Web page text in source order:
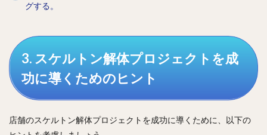
グする。
3. スケルトン解体プロジェクトを成
功に導くためのヒント
店舗のスケルトン解体プロジェクトを成功に導くために、以下の